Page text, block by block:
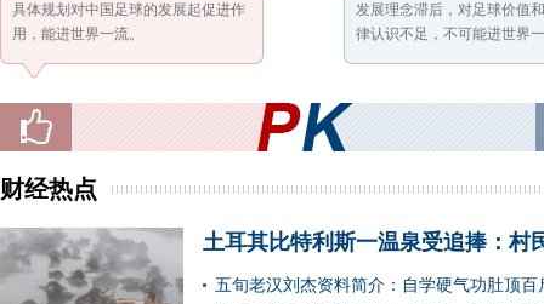
具体规划对中国足球的发展起促进作
用，能进世界一流。
发展理念滞后，对足球价值
律认识不足，不可能进世界
财经热点
土耳其比特利斯一温泉受追捧：村
五旬老汉刘杰资料简介：自学硬气功肚顶百